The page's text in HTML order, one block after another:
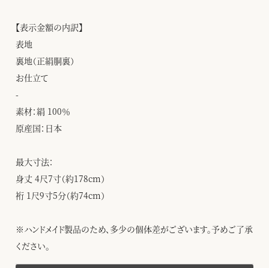
【表示金額の内訳】
表地
裏地（正絹胴裏）
お仕立て
-
素材：絹 100％
原産国：日本
最大寸法：
身丈 4尺7寸（約178cm）
裄 1尺9寸5分（約74cm）
※ハンドメイド製品のため、多少の個体差がございます。予めご了承
ください。